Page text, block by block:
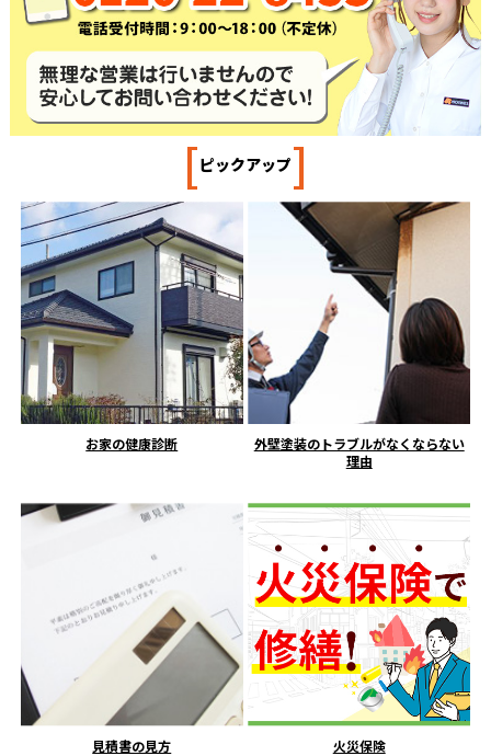
[ピックアップ]
お家の健康診断
外壁塗装のトラブルがなくならない
理由
見積書の見方 火災保険